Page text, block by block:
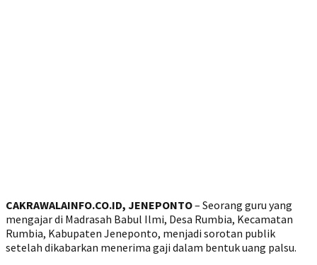
CAKRAWALAINFO.CO.ID, JENEPONTO– Seorang guru yang
mengajar di Madrasah Babul Ilmi, Desa Rumbia, Kecamatan
Rumbia, Kabupaten Jeneponto, menjadi sorotan publik
setelah dikabarkan menerima gaji dalam bentuk uang palsu.